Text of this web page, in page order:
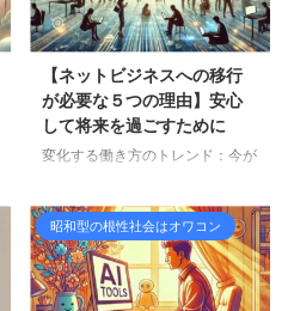
し、ただ安売りに並ぶだけで本当
に大丈夫でしょうか？ 物価は上
ありません。このままの働き方を
続けるだけで、未来は明るいと言
えるでしょうか？ 変化を受け入
れ、新しい働き方を考える これ
ではなく、新しい選 ...
【ネットビジネスへの移行
が必要な５つの理由】安心
して将来を過ごすために
変化する働き方のトレンド：今が
ミング！ インターネットの進化
に伴い、働き方も大きく変化して
います。 世界中で、ネットビジ
ネスを始める人が急増しており、
特に時間や場所にとらわれない自
昭和型の根性社会はオワコン